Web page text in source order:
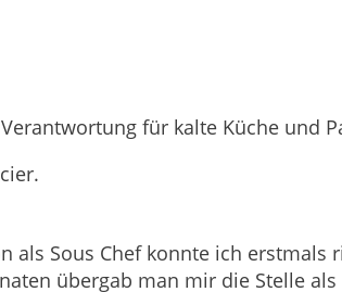
für kalte Küche und
Sous Chef konnte ich erstmals
übergab man mir die Stelle